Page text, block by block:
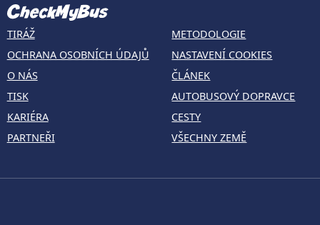
TIRÁŽ
OCHRANA OSOBNÍCH ÚDAJŮ
O NÁS
TISK
KARIÉRA
PARTNEŘI
METODOLOGIE
NASTAVENÍ COOKIES
ČLÁNEK
AUTOBUSOVÝ DOPRAVCE
CESTY
VŠECHNY ZEMĚ